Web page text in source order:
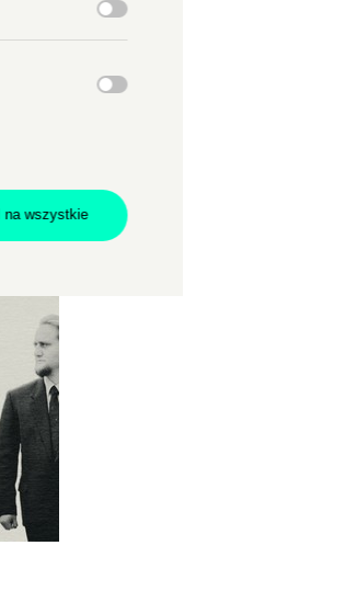
z usługi newsletter.
z siedzibą w Poznaniu.
osobowych, które są zawarte
na wszystkie